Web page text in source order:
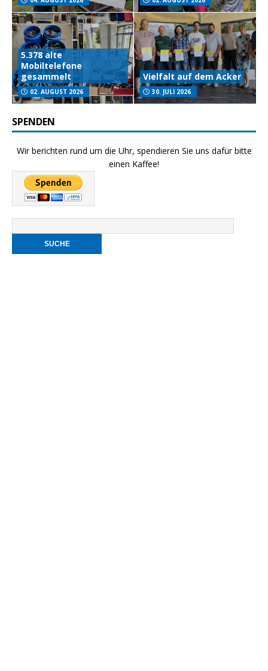
5.378 alte
Mobiltelefone
gesammelt
02. AUGUST 2026
Vielfalt auf dem Acker
30. JULI 2026
SPENDEN
Wir berichten rund um die Uhr, spendieren Sie uns dafür bitte
einen Kaffee!